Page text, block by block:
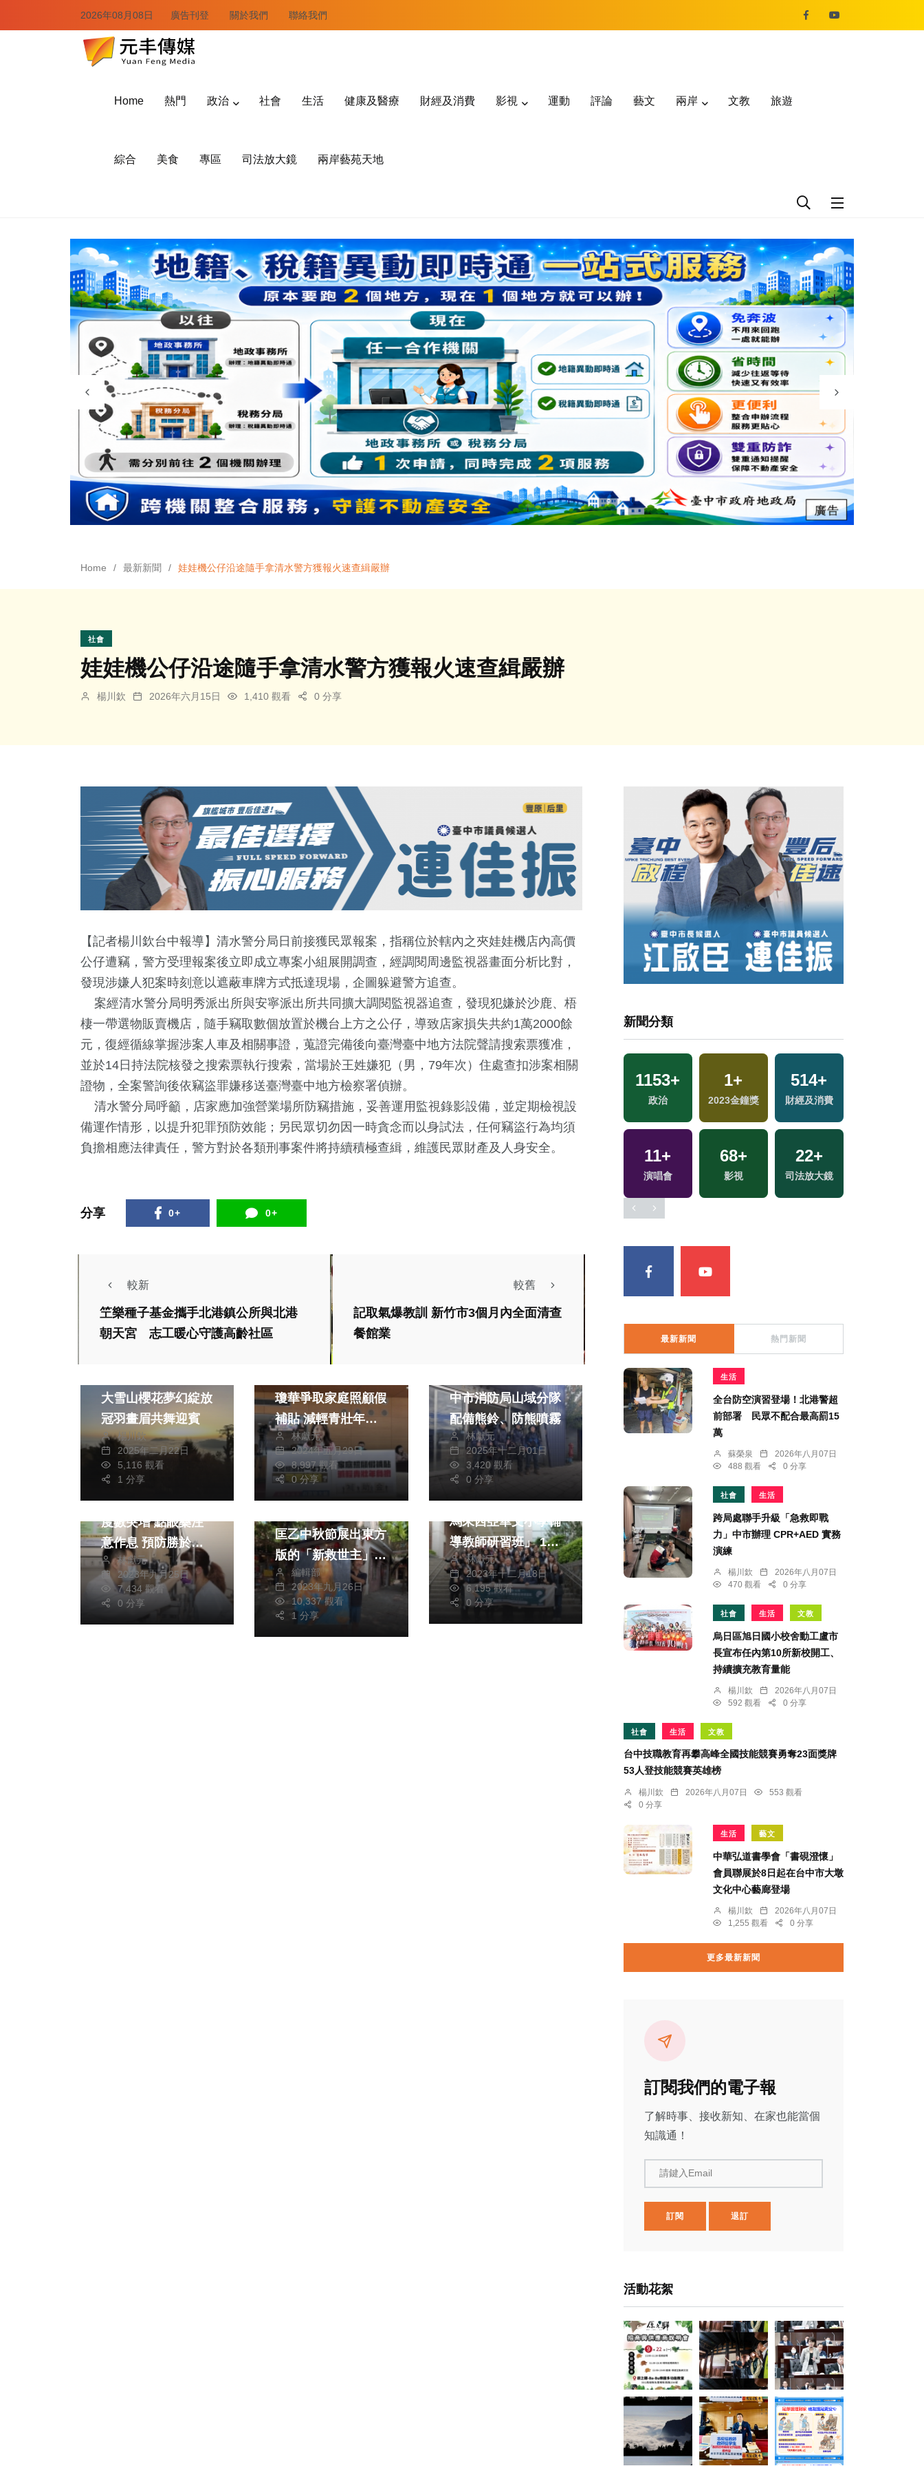
2026年08月08日 廣告刊登 關於我們 聯絡我們
Home 熱門 政治 社會 生活 健康及醫療 財經及消費 影視 運動 評論 藝文 兩岸 文教 旅遊
綜合 美食 專區 司法放大鏡 兩岸藝苑天地
Home 最新新聞 娃娃機公仔沿途隨手拿清水警方獲報火速查緝嚴辦
社會
娃娃機公仔沿途隨手拿清水警方獲報火速查緝嚴辦
楊川欽 2026年六月15日 1,410 觀看 0 分享
【記者楊川欽台中報導】清水警分局日前接獲民眾報案，指稱位於轄內之夾娃娃機店內高價
公仔遭竊，警方受理報案後立即成立專案小組展開調查，經調閱周邊監視器畫面分析比對，
發現涉嫌人犯案時刻意以遮蔽車牌方式抵達現場，企圖躲避警方追查。
案經清水警分局明秀派出所與安寧派出所共同擴大調閱監視器追查，發現犯嫌於沙鹿、梧
棲一帶選物販賣機店，隨手竊取數個放置於機台上方之公仔，導致店家損失共約1萬2000餘
元，復經循線掌握涉案人車及相關事證，蒐證完備後向臺灣臺中地方法院聲請搜索票獲准，
並於14日持法院核發之搜索票執行搜索，當場於王姓嫌犯（男，79年次）住處查扣涉案相關
證物，全案警詢後依竊盜罪嫌移送臺灣臺中地方檢察署偵辦。
清水警分局呼籲，店家應加強營業場所防竊措施，妥善運用監視錄影設備，並定期檢視設
備運作情形，以提升犯罪預防效能；另民眾切勿因一時貪念而以身試法，任何竊盜行為均須
負擔相應法律責任，警方對於各類刑事案件將持續積極查緝，維護民眾財產及人身安全。
分享 0+ 0+
較新
笁樂種子基金攜手北港鎮公所與北港
朝天宮 志工暖心守護高齡社區
較舊
記取氣爆教訓 新竹市3個月內全面清查
餐館業
大雪山櫻花夢幻綻放
冠羽畫眉共舞迎賓
楊川欽
2025年二月22日
5,116 觀看
1 分享
瓊華爭取家庭照顧假
補貼 減輕青壯年負
擔
林獻元
2024年五月29日
8,997 觀看
0 分享
中市消防局山域分隊
配備熊鈴、防熊噴霧
林獻元
2025年十二月01日
3,420 觀看
0 分享
健康及醫療
孩童暑假用3C近視
度數突增 點眼藥注
意作息 預防勝於治
療 林獻元
2023年九月25日
7,434 觀看
0 分享
匡乙中秋節展出東方
版的「新救世主」畫
作
編輯部
2023年九月26日
10,337 觀看
1 分享
文教
僑務委員會「112年
馬來西亞華文小學輔
導教師研習班」 17
日臺中弘光科技大學
開訓
林獻元
2023年十二月18日
6,195 觀看
0 分享
新聞分類
+
2024立委選戰
10+
綜藝
+ 2+
267+
藝文
364+
熱門 2024總統大選 生活
172+ 74+
1153+
政治
1+
2023金鐘獎
514+
財經及消費
11+
演唱會
68+
影視
22+
司法放大鏡
最新新聞 熱門新聞
生活
全台防空演習登場！北港警超
前部署 民眾不配合最高罰15
萬
蘇榮泉
2026年八月07日
488 觀看
0 分享
社會 生活
跨局處聯手升級「急救即戰
力」中市辦理 CPR+AED 實務
演練
楊川欽
2026年八月07日
470 觀看
0 分享
社會 生活 文教
烏日區旭日國小校舍動工盧市
長宣布任內第10所新校開工、
持續擴充教育量能
楊川欽
2026年八月07日
592 觀看
0 分享
社會 生活 文教
台中技職教育再攀高峰全國技能競賽勇奪23面獎牌
53人登技能競賽英雄榜
楊川欽 2026年八月07日
553 觀看
0 分享
生活 藝文
中華弘道書學會「書硯澄懷」
會員聯展於8日起在台中市大墩
文化中心藝廊登場
楊川欽
2026年八月07日
1,255 觀看
0 分享
更多最新新聞
訂閱我們的電子報
了解時事、接收新知、在家也能當個
知識通！
請鍵入Email
訂閱 退訂
活動花絮